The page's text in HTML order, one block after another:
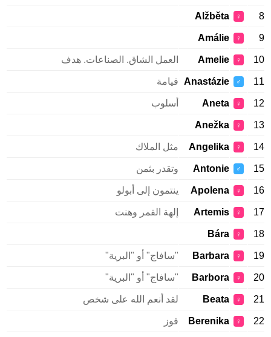
8
♀
Alžběta
9
♀
Amálie
10
♀
Amelie العمل الشاق. الصناعات. هدف
11
♂
Anastázie قيامة
12
♀
Aneta أسلوب
13
♀
Anežka
14
♀
Angelika مثل الملاك
15
♂
Antonie وتقدر بثمن
16
♀
Apolena ينتمون إلى أبولو
17
♀
Artemis إلهة القمر وهنت
18
♀
Bára
19
♀
Barbara "سافاج" أو "البرية"
20
♀
Barbora "سافاج" أو "البرية"
21
♀
Beata لقد أنعم الله على شخص
22
♀
Berenika فوز